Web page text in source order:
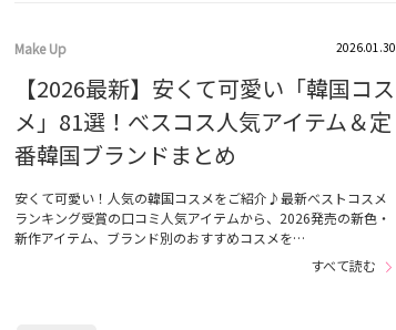
Make Up 2026.01.30
【2026最新】安くて可愛い「韓国コス
メ」81選！べスコス人気アイテム＆定
番韓国ブランドまとめ
安くて可愛い！人気の韓国コスメをご紹介♪最新べストコスメ
ランキング受賞の口コミ人気アイテムから、2026発売の新色・
新作アイテム、ブランド別のおすすめコスメを…
すべて読む